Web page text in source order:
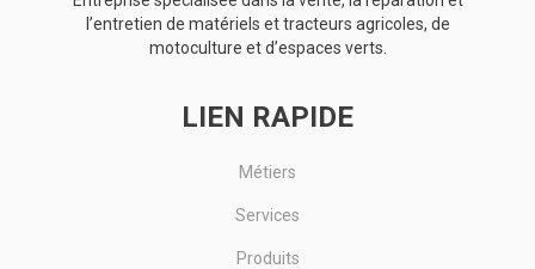
l’entretien de matériels et tracteurs agricoles, de
motoculture et d’espaces verts.
LIEN RAPIDE
Métiers
Services
Produits